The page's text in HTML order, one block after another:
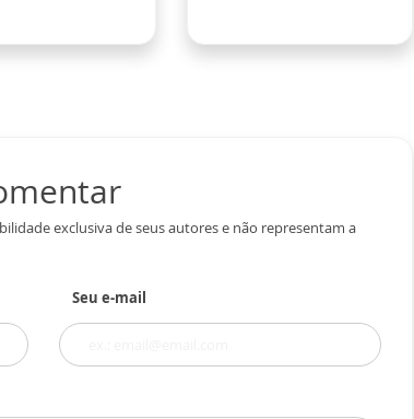
exclusiva de seus autores e não representam a
Seu e-mail